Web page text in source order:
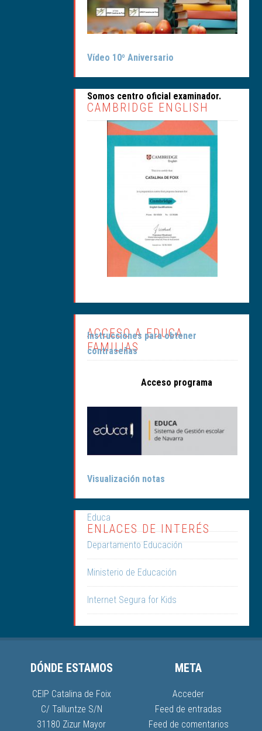
Vídeo 10º Aniversario
CAMBRIDGE ENGLISH
Somos centro oficial examinador.
ACCESO A EDUCA
FAMILIAS
Instrucciones para obtener
contraseñas
Acceso programa
Visualización notas
ENLACES DE INTERÉS
Educa
Departamento Educación
Ministerio de Educación
Internet Segura for Kids
DÓNDE ESTAMOS
CEIP Catalina de Foix
C/ Talluntze S/N
31180 Zizur Mayor
META
Acceder
Feed de entradas
Feed de comentarios